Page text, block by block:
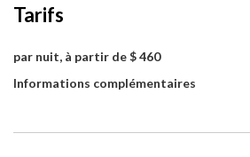
Tarifs
par nuit, à partir de $ 460
Informations complémentaires